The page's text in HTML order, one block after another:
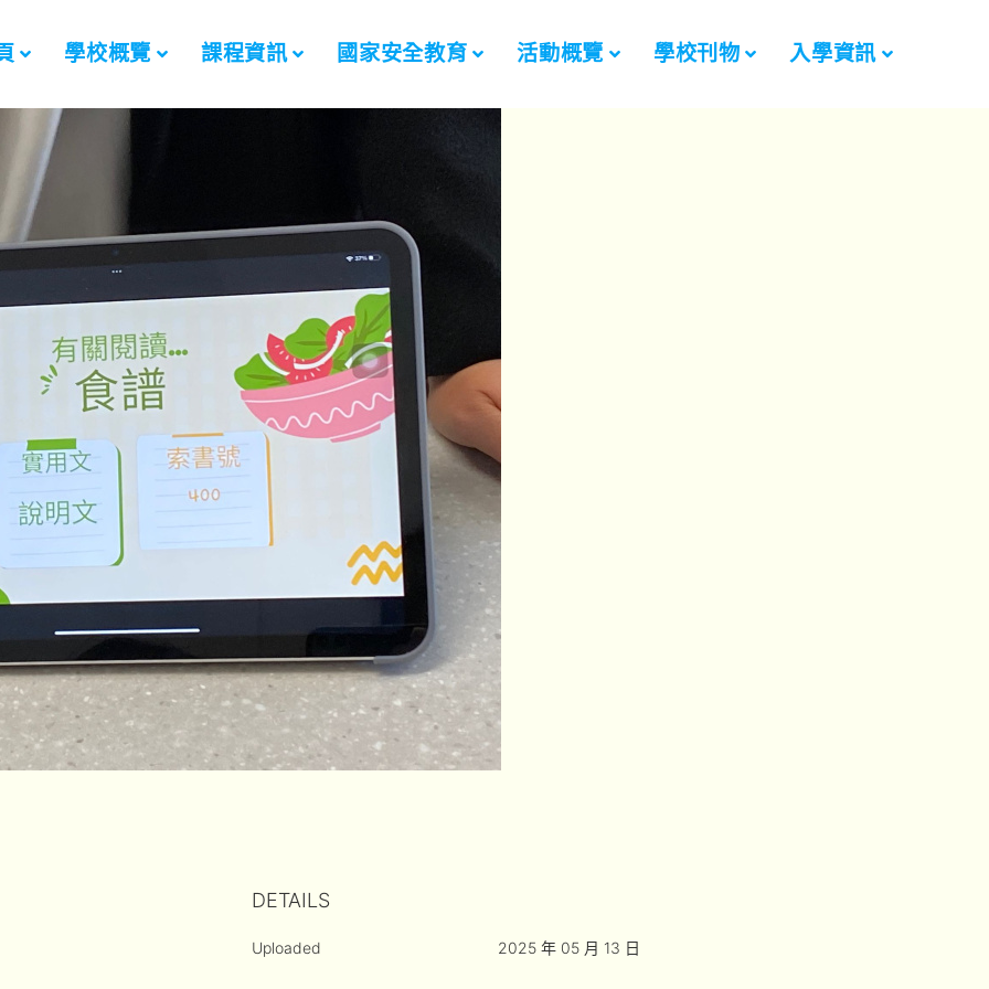
學校概覽 課程資訊 國家安全教育 活動概覽 學校刊物 入學資訊
DETAILS
Uploaded 2025 年 05 月 13 日